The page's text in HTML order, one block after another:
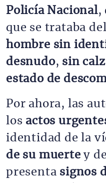
Policía Nacional,
que se trataba
hombre sin
desnudo, sin
estado de
Por ahora, las
los actos
identidad de la
de su muerte y
presenta signos